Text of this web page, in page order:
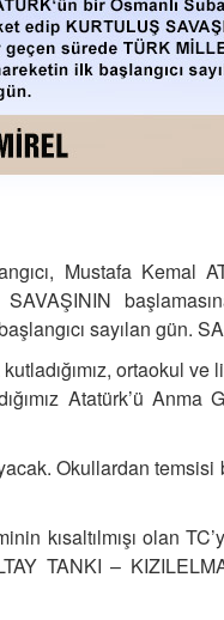
Mustafa Kemal
sayılan gün.
ortaokul
Atatürk’ü Anma
Okullardan
kısaltılmışı olan
TANKI –